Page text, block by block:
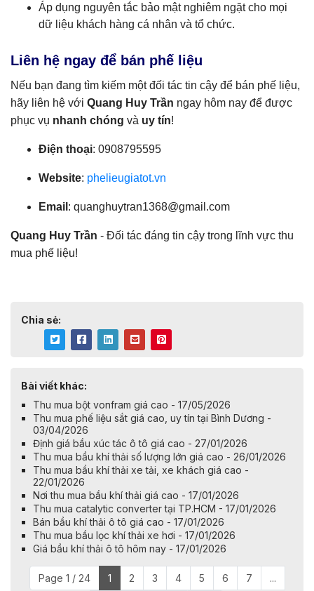
Áp dụng nguyên tắc bảo mật nghiêm ngặt cho mọi
dữ liệu khách hàng cá nhân và tổ chức.
Liên hệ ngay để bán phế liệu
Nếu bạn đang tìm kiếm một đối tác tin cậy để bán phế liệu,
hãy liên hệ với Quang Huy Trần ngay hôm nay để được
phục vụ nhanh chóng và uy tín!
Điện thoại: 0908795595
Website: phelieugiatot.vn
Email : quanghuytran1368@gmail.com
Quang Huy Trần - Đối tác đáng tin cậy trong lĩnh vực thu
mua phế liệu!
Chia sẻ:
Bài viết khác:
Thu mua bột vonfram giá cao - 17/05/2026
Thu mua phế liệu sắt giá cao, uy tín tại Bình Dương -
03/04/2026
Định giá bầu xúc tác ô tô giá cao - 27/01/2026
Thu mua bầu khí thải số lượng lớn giá cao - 26/01/2026
Thu mua bầu khí thải xe tải, xe khách giá cao -
22/01/2026
Nơi thu mua bầu khí thải giá cao - 17/01/2026
Thu mua catalytic converter tại TP.HCM - 17/01/2026
Bán bầu khí thải ô tô giá cao - 17/01/2026
Thu mua bầu lọc khí thải xe hơi - 17/01/2026
Giá bầu khí thải ô tô hôm nay - 17/01/2026
Page 1 / 24 1 2 3 4 5 6 7 ...